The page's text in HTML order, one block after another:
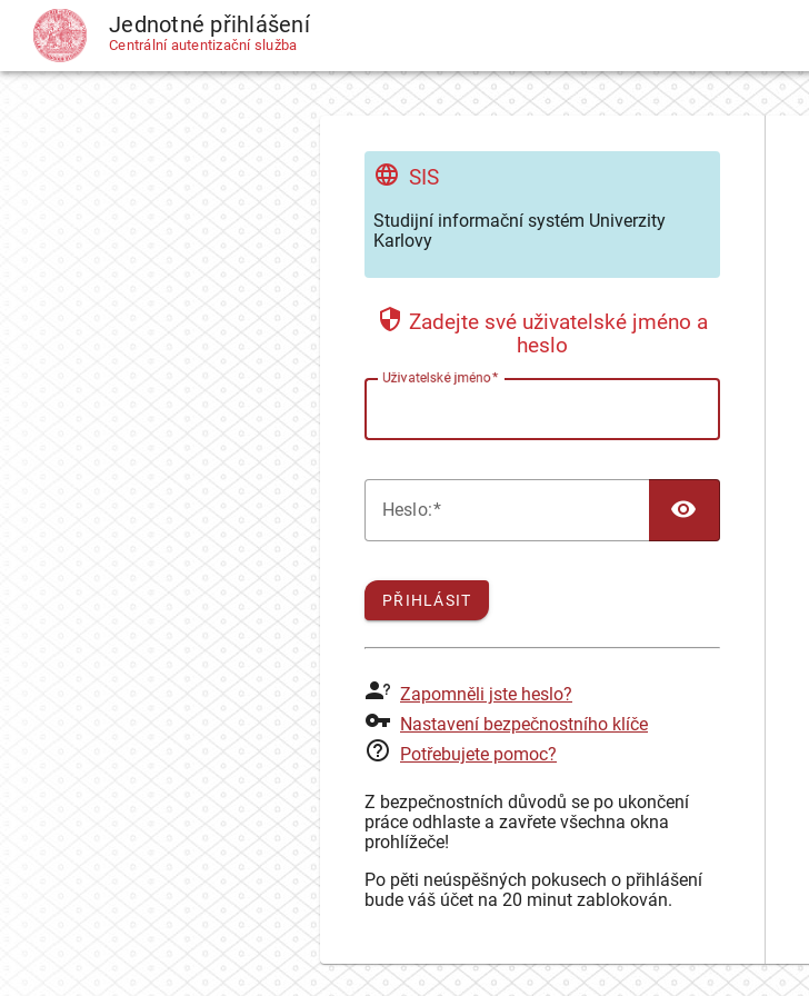
CAS Jednotné přihlášení
Centrální autentizační služba
SIS
Studijní informační systém Univerzity
Karlovy
Zadejte své uživatelské jméno a
heslo
Uživatelské jméno
Heslo:
PŘIHLÁSIT
Zapomněli jste heslo?
Nastavení bezpečnostního klíče
Potřebujete pomoc?
Z bezpečnostních důvodů se po ukončení
práce odhlaste a zavřete všechna okna
prohlížeče!
Po pěti neúspěšných pokusech o přihlášení
bude váš účet na 20 minut zablokován.